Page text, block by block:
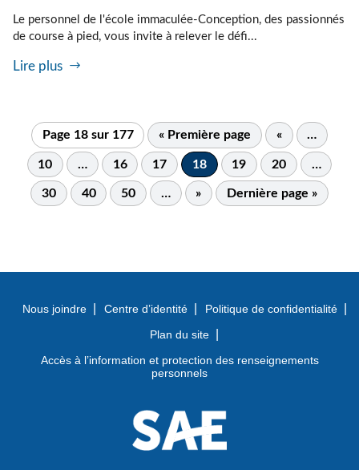
Le personnel de l'école immaculée-Conception, des passionnés
de course à pied, vous invite à relever le défi...
Lire plus
Page 18 sur 177 « Première page « …
10 … 16 17 18 19 20 …
30 40 50 … » Dernière page »
Nous joindre Centre d’identité
Politique de confidentialité
Plan du site
Accès à l’information et protection des renseignements
personnels